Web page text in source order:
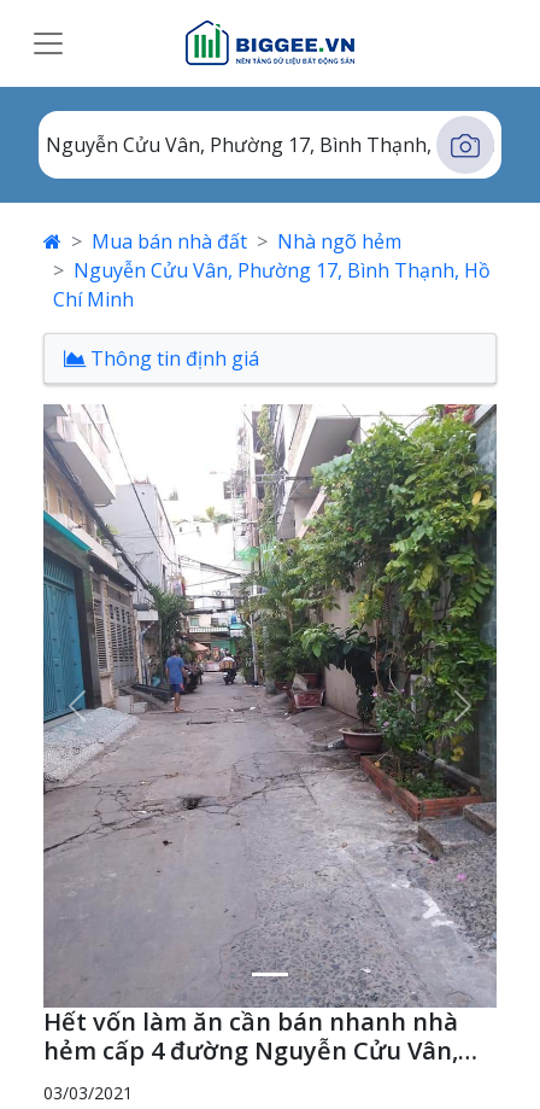
Mua bán nhà đất
Nhà ngõ hẻm
Nguyễn Cửu Vân, Phường 17, Bình Thạnh, Hồ
Chí Minh
Thông tin định giá
Previous Next
Hết vốn làm ăn cần bán nhanh nhà
hẻm cấp 4 đường Nguyễn Cửu Vân,
quận Bình Thạnh
03/03/2021